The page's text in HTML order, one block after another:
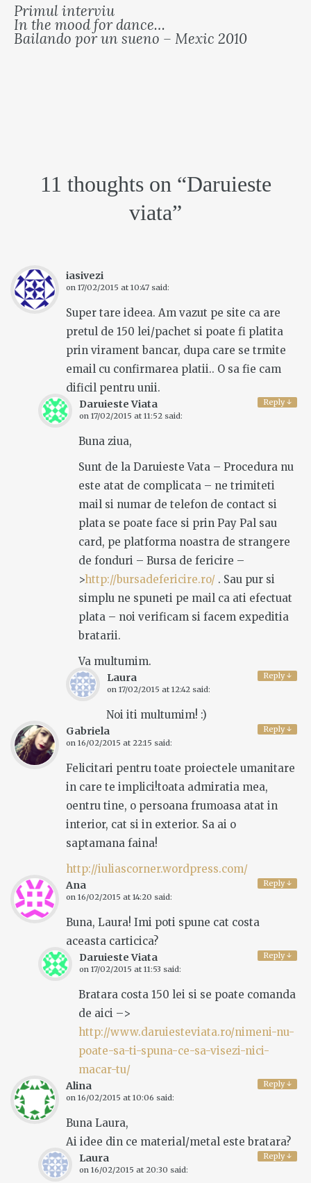
Primul interviu
In the mood for dance…
Bailando por un sueno – Mexic 2010
11 thoughts on “Daruieste
viata”
iasivezi
on 17/02/2015 at 10:47 said:
Super tare ideea. Am vazut pe site ca are
pretul de 150 lei/pachet si poate fi platita
prin virament bancar, dupa care se trmite
email cu confirmarea platii.. O sa fie cam
dificil pentru unii.
Reply↓
Daruieste Viata
on 17/02/2015 at 11:52 said:
Buna ziua,
Sunt de la Daruieste Vata – Procedura nu
este atat de complicata – ne trimiteti
mail si numar de telefon de contact si
plata se poate face si prin Pay Pal sau
card, pe platforma noastra de strangere
de fonduri – Bursa de fericire –
>http://bursadefericire.ro/ . Sau pur si
simplu ne spuneti pe mail ca ati efectuat
plata – noi verificam si facem expeditia
bratarii.
Va multumim.
Reply↓
Laura
on 17/02/2015 at 12:42 said:
Noi iti multumim! :)
Reply↓
Gabriela
on 16/02/2015 at 22:15 said:
Felicitari pentru toate proiectele umanitare
in care te implici!toata admiratia mea,
oentru tine, o persoana frumoasa atat in
interior, cat si in exterior. Sa ai o
saptamana faina!
http://iuliascorner.wordpress.com/
Reply↓
Ana
on 16/02/2015 at 14:20 said:
Buna, Laura! Imi poti spune cat costa
aceasta carticica?
Reply↓
Daruieste Viata
on 17/02/2015 at 11:53 said:
Bratara costa 150 lei si se poate comanda
de aici –>
http://www.daruiesteviata.ro/nimeni-nu-
poate-sa-ti-spuna-ce-sa-visezi-nici-
macar-tu/
Reply↓
Alina
on 16/02/2015 at 10:06 said:
Buna Laura,
Ai idee din ce material/metal este bratara?
Reply↓
Laura
on 16/02/2015 at 20:30 said: